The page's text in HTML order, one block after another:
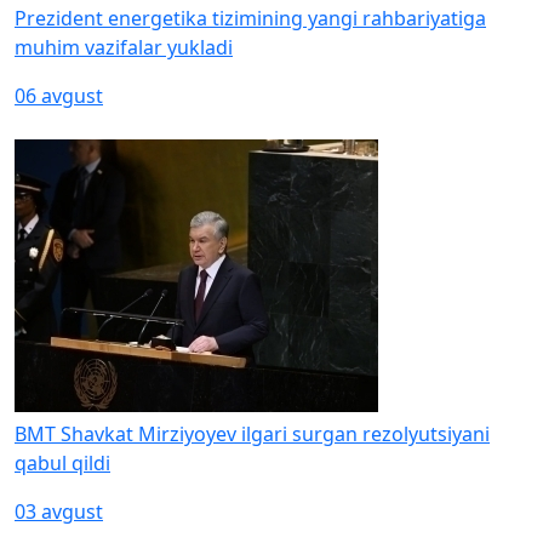
Prezident energetika tizimining yangi rahbariyatiga
muhim vazifalar yukladi
06 avgust
BMT Shavkat Mirziyoyev ilgari surgan rezolyutsiyani
qabul qildi
03 avgust